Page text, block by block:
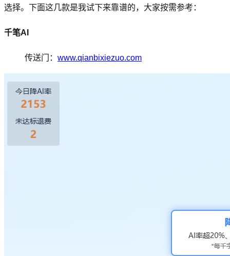
选择。下面这几款是我试下来靠谱的，大家按需参考：
千笔AI
传送门： www.qianbixiezuo.com